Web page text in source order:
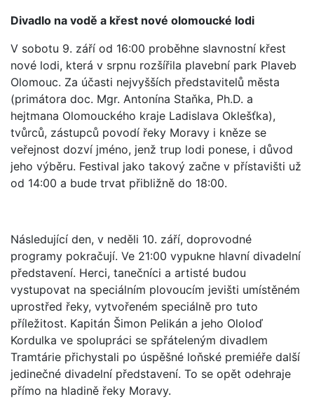
Divadlo na vodě a křest nové olomoucké lodi
V sobotu 9. září od 16:00 proběhne slavnostní křest
nové lodi, která v srpnu rozšířila plavební park Plaveb
Olomouc. Za účasti nejvyšších představitelů města
(primátora doc. Mgr. Antonína Staňka, Ph.D. a
hejtmana Olomouckého kraje Ladislava Oklešťka),
tvůrců, zástupců povodí řeky Moravy i kněze se
veřejnost dozví jméno, jenž trup lodi ponese, i důvod
jeho výběru. Festival jako takový začne v přístavišti už
od 14:00 a bude trvat přibližně do 18:00.
Následující den, v neděli 10. září, doprovodné
programy pokračují. Ve 21:00 vypukne hlavní divadelní
představení. Herci, tanečníci a artisté budou
vystupovat na speciálním plovoucím jevišti umístěném
uprostřed řeky, vytvořeném speciálně pro tuto
příležitost. Kapitán Šimon Pelikán a jeho Ololoď
Kordulka ve spolupráci se spřáteleným divadlem
Tramtárie přichystali po úspěšné loňské premiéře další
jedinečné divadelní představení. To se opět odehraje
přímo na hladině řeky Moravy.